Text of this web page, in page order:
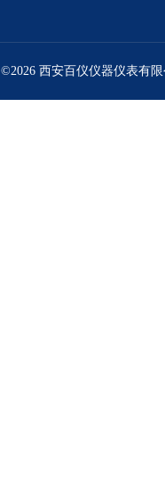
©2026 西安百仪仪器仪表有